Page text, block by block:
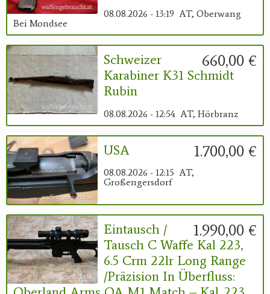
08.08.2026 - 13:19 AT, Oberwang
Bei Mondsee
660,00 €
Schweizer
Karabiner K31 Schmidt
Rubin
08.08.2026 - 12:54 AT, Hörbranz
1.700,00 €
USA
08.08.2026 - 12:15 AT,
Großengersdorf
1.990,00 €
Eintausch /
Tausch C Waffe Kal 223,
6.5 Crm 22lr Long Range
/Präzision In Überfluss: